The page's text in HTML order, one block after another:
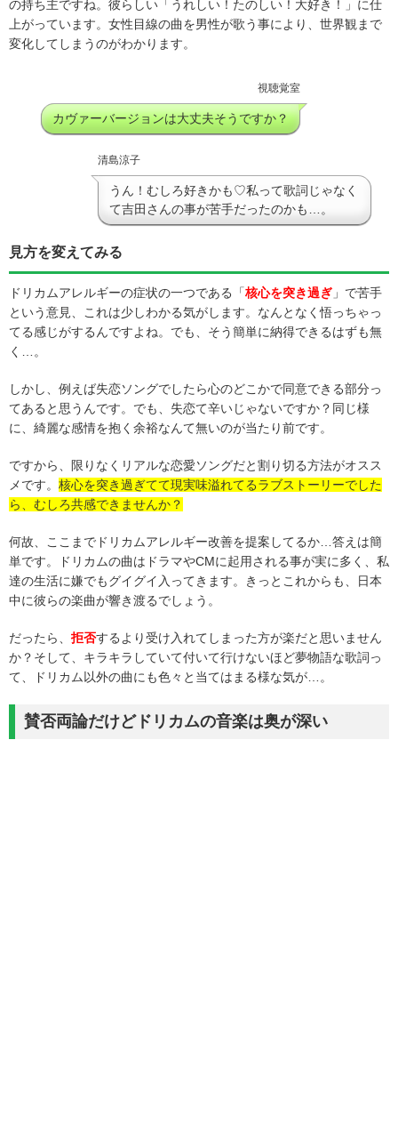
の持ち主ですね。彼らしい「うれしい！たのしい！大好き！」に仕
上がっています。女性目線の曲を男性が歌う事により、世界観まで
変化してしまうのがわかります。
視聴覚室
カヴァーバージョンは大丈夫そうですか？
清島涼子
うん！むしろ好きかも♡私って歌詞じゃなく
て吉田さんの事が苦手だったのかも…。
見方を変えてみる
ドリカムアレルギーの症状の一つである「核心を突き過ぎ 」で苦手
という意見、これは少しわかる気がします。なんとなく悟っちゃっ
てる感じがするんですよね。でも、そう簡単に納得できるはずも無
く…。
しかし、例えば失恋ソングでしたら心のどこかで同意できる部分っ
てあると思うんです。でも、失恋て辛いじゃないですか？同じ様
に、綺麗な感情を抱く余裕なんて無いのが当たり前です。
ですから、限りなくリアルな恋愛ソングだと割り切る方法がオスス
メです。 核心を突き過ぎてて現実味溢れてるラブストーリーでした
ら、むしろ共感できませんか？
何故、ここまでドリカムアレルギー改善を提案してるか…答えは簡
単です。ドリカムの曲はドラマやCMに起用される事が実に多く、私
達の生活に嫌でもグイグイ入ってきます。きっとこれからも、日本
中に彼らの楽曲が響き渡るでしょう。
だったら、 拒否するより受け入れてしまった方が楽だと思いません
か？そして、キラキラしていて付いて行けないほど夢物語な歌詞っ
て、ドリカム以外の曲にも色々と当てはまる様な気が…。
賛否両論だけどドリカムの音楽は奥が深い